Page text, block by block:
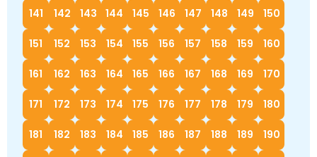
141 142 143 144 145 146 147 148 149 150
151 152 153 154 155 156 157 158 159 160
161 162 163 164 165 166 167 168 169 170
171 172 173 174 175 176 177 178 179 180
181 182 183 184 185 186 187 188 189 190